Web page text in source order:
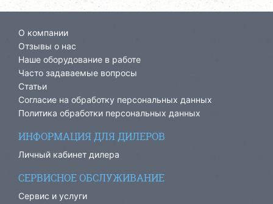
О компании
Отзывы о нас
Наше оборудование в работе
Часто задаваемые вопросы
Статьи
Согласие на обработку персональных данных
Политика обработки персональных данных
ИНФОРМАЦИЯ ДЛЯ ДИЛЕРОВ
Личный кабинет дилера
СЕРВИСНОЕ ОБСЛУЖИВАНИЕ
Сервис и услуги